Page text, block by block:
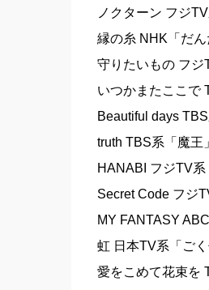
ノクターン フジ
縁の糸 NHK「だ
守りたいもの フジ
いつかまたここで
Beautiful days
truth TBS系「魔王
HANABI フジTV系
Secret Code フジ
MY FANTASY
虹 日本TV系「ご
愛をこめて花束を